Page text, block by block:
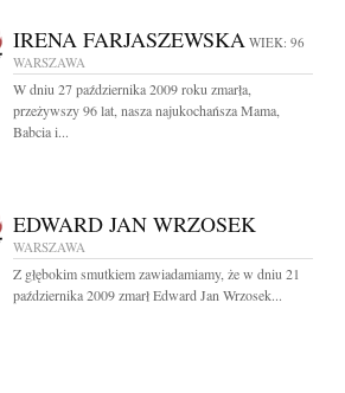
IRENA FARJASZEWSKA WIEK: 96
WARSZAWA
W dniu 27 października 2009 roku zmarła,
przeżywszy 96 lat, nasza najukochańsza Mama,
Babcia i...
EDWARD JAN WRZOSEK
WARSZAWA
Z głębokim smutkiem zawiadamiamy, że w dniu 21
października 2009 zmarł Edward Jan Wrzosek...